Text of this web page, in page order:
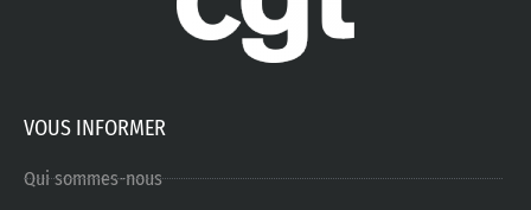
VOUS INFORMER
Qui sommes-nous